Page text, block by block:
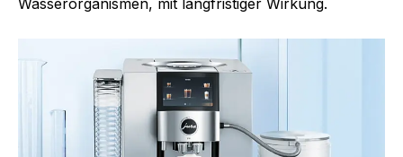
Wasserorganismen, mit langfristiger Wirkung.